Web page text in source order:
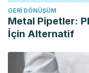
GERI DÖNÜŞÜM
Metal Pipetler:
İçin Alternatif